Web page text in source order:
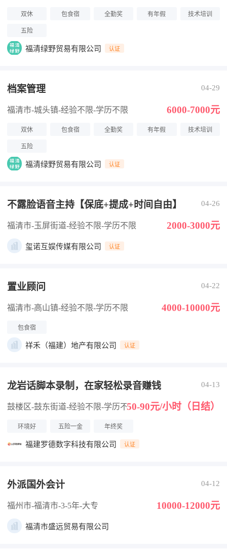
双休 包食宿 全勤奖 有年假 技术培训
五险
福清绿野贸易有限公司 认证
档案管理 04-29
福清市-城头镇-经验不限-学历不限 6000-7000元
双休 包食宿 全勤奖 有年假 技术培训
五险
福清绿野贸易有限公司 认证
不露脸语音主持【保底+提成+时间自由】 04-26
福清市-玉屏街道-经验不限-学历不限 2000-3000元
玺诺互娱传媒有限公司 认证
置业顾问 04-22
福清市-高山镇-经验不限-学历不限 4000-10000元
包食宿
祥禾（福建）地产有限公司 认证
龙岩话脚本录制，在家轻松录音赚钱 04-13
鼓楼区-鼓东街道-经验不限-学历不限50-90元/小时（日结）
环境好 五险一金 年终奖
福建罗德数字科技有限公司 认证
外派国外会计 04-12
福州市-福清市-3-5年-大专 10000-12000元
福清市盛远贸易有限公司